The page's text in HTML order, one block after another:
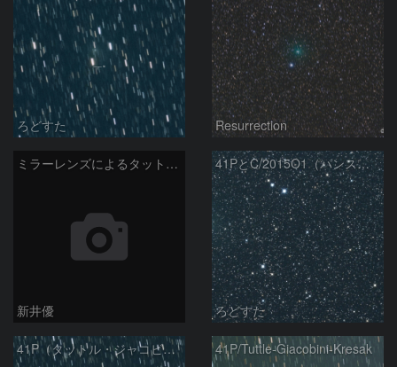
ろどすた Resurrection
ミラーレンズによるタットル-ジャコビニ-クレサーク彗星
新井優
41PとC/2015O1（パンスターズ彗星）
ろどすた
41P（タットル・ジャコビニ・クレサック彗星） 41P/Tuttle-Giacobini-Kresak